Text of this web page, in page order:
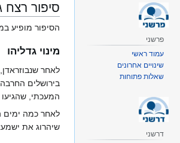
סיפור רצח
הסיפור מופיע
מינוי גדליהו
לאחר
בירושלים
המעכתי,
לאחר כמה ימים
שיהרוג את
פרשני
עמוד ראשי
שינויים אחרונים
שאלות פתוחות
דרשני